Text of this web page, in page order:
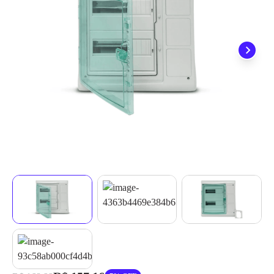
quando seu pedido chegar, você ainda conta com a devolução
grátis em até 7 dias.